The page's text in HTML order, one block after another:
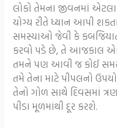
લોકો તેમના જીવનમાં
યોગ્ય રીતે ધ્યાન આપી
સમસ્યાઓ જેવી કે
કરવો પડે છે, તે આજકાલ
તમને પણ આવી જ કોઈ
તમે તેના માટે પીપલનો
તેનો ગોળ સાથે દિવસમાં
પીડા મૂળમાંથી દૂર કરશે.